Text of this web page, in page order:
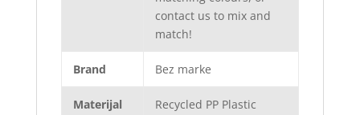
contact us to mix and
match!
Brand Bez marke
Materijal Recycled PP Plastic